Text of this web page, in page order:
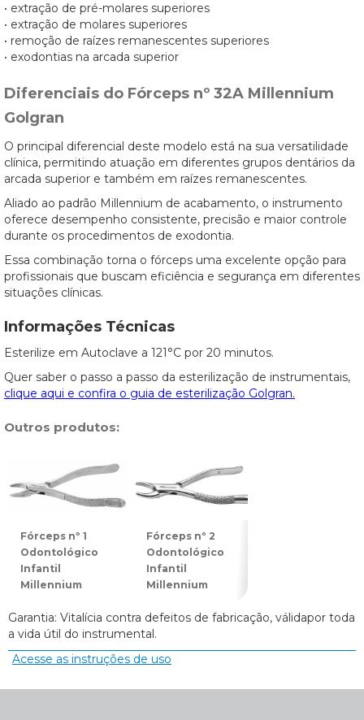
• extração de pré-molares superiores
• extração de molares superiores
• remoção de raízes remanescentes superiores
• exodontias na arcada superior
Diferenciais do Fórceps nº 32A Millennium
Golgran
O principal diferencial deste modelo está na sua versatilidade
clínica, permitindo atuação em diferentes grupos dentários da
arcada superior e também em raízes remanescentes.
Aliado ao padrão Millennium de acabamento, o instrumento
oferece desempenho consistente, precisão e maior controle
durante os procedimentos de exodontia.
Essa combinação torna o fórceps uma excelente opção para
profissionais que buscam eficiência e segurança em diferentes
situações clínicas.
Informações Técnicas
Esterilize em Autoclave a 121°C por 20 minutos.
Quer saber o passo a passo da esterilização de instrumentais,
clique aqui e confira o guia de esterilização Golgran.
Outros produtos:
Fórceps nº 1
Odontológico
Infantil
Millennium
Fórceps nº 2
Odontológico
Infantil
Millennium
Garantia: Vitalícia contra defeitos de fabricação, válidapor toda
a vida útil do instrumental.
Acesse as instruções de uso